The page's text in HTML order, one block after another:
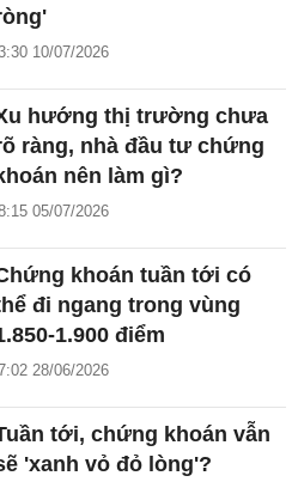
10/07/2026
hướng thị trường chưa
ràng, nhà đầu tư chứng
nên làm gì?
05/07/2026
khoán tuần tới có
đi ngang trong vùng
1.900 điểm
28/06/2026
tới, chứng khoán vẫn
'xanh vỏ đỏ lòng'?